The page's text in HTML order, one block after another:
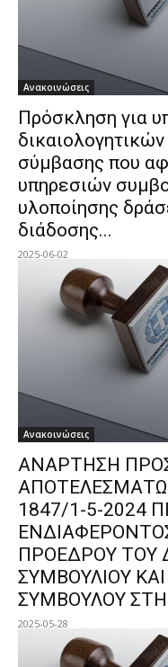
Ανακοινώσεις
Πρόσκληση για
σύμβασης που
υπηρεσιών
υλοποίησης
διάδοσης...
2025-06-02
Ανακοινώσεις
ΑΝΑΡΤΗΣΗ
1847/1-5-2024
ΠΡΟΕΔΡΟΥ ΤΟΥ
ΣΥΜΒΟΥΛΙΟΥ
ΣΥΜΒΟΥΛΟΥ
2025-05-28